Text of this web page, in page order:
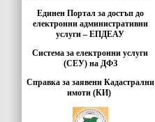
Единен Портал за достъп до
електронни административни
услуги – ЕПДЕАУ
Система за електронни услуги
(СЕУ) на ДФЗ
Справка за заявени Кадастрални
имоти (КИ)